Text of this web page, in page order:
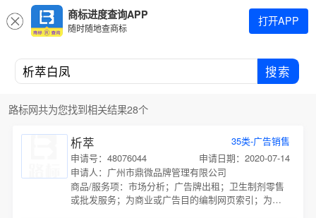
商标进度查询APP
随时随地查商标
打开APP
搜索
路标网共为您找到相关结果28个
析萃
35类-广告销售
申请号：48076044
申请日期：2020-07-14
申请人：广州市鼎微品牌管理有限公司
商品/服务项：市场分析；广告牌出租；卫生制剂零售
或批发服务；为商业或广告目的编制网页索引；为商